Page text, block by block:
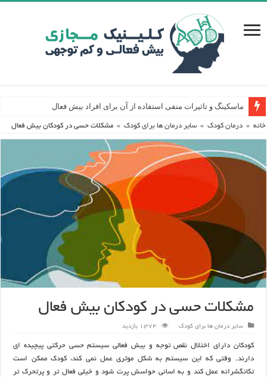
ماسکینگ و تاثیرات منفی استفاده از آن برای افراد بیش فعال
خانه » درمان کودک » سایر درمان ها برای کودک » مشکلات حسی در کودکان بیش فعال
مشکلات حسی در کودکان بیش فعال
سایر درمان ها برای کودک 1,374 بازدید
کودکان دارای اختلال نقص توجه و بیش فعالی سیستم حسی حرکتی پیچیده ای
دارند. وقتی که این سیستم به شکل موثری عمل نمی کند، کودک ممکن است
تکانگشرانه عمل کند و به اسانی حواسش پرت شود و خیلی فعال تر و پرتحرک تر